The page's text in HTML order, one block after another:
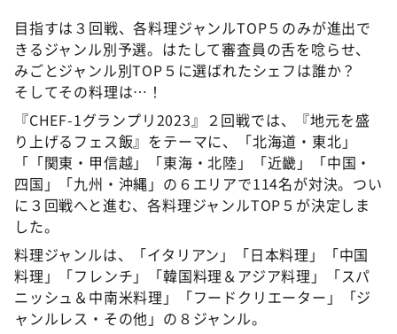
目指すは３回戦、各料理ジャンルTOP５のみが進出で
きるジャンル別予選。はたして審査員の舌を唸らせ、
みごとジャンル別TOP５に選ばれたシェフは誰か？
そしてその料理は…！
『CHEF-1グランプリ2023』２回戦では、『地元を盛
り上げるフェス飯』をテーマに、「北海道・東北」
「「関東・甲信越」「東海・北陸」「近畿」「中国・
四国」「九州・沖縄」の６エリアで114名が対決。つい
に３回戦へと進む、各料理ジャンルTOP５が決定しま
した。
料理ジャンルは、「イタリアン」「日本料理」「中国
料理」「フレンチ」「韓国料理＆アジア料理」「スパ
ニッシュ＆中南米料理」「フードクリエーター」「ジ
ャンルレス・その他」の８ジャンル。